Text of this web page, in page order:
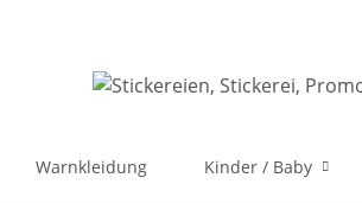
Warnkleidung Kinder / Baby